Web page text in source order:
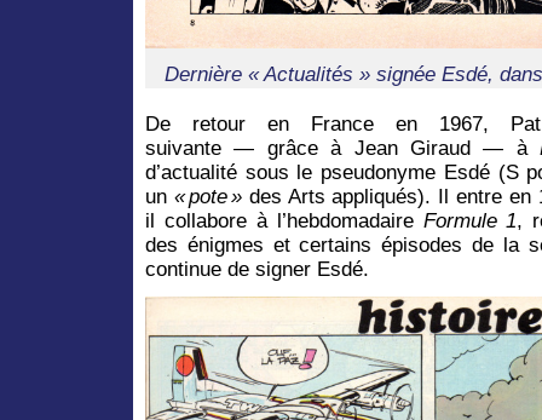
Dernière « Actualités » signée Esdé,
De retour en France en 1967,
suivante — grâce à Jean Giraud — à
d’actualité sous le pseudonyme Esdé (S
un « pote »des Arts appliqués). Il entre en
il collabore à l’hebdomadaire Formule 1,
des énigmes et certains épisodes de la
continue de signer Esdé.